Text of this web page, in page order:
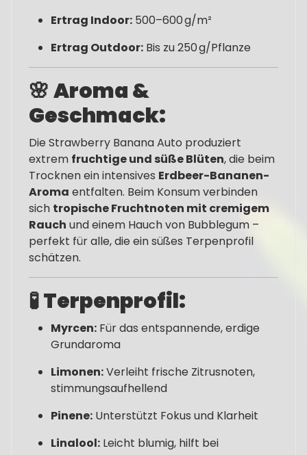
Ertrag Indoor: 500–600 g/m²
Ertrag Outdoor: Bis zu 250 g/Pflanze
🌸Aroma &
Geschmack:
Die Strawberry Banana Auto produziert
extrem fruchtige und süße Blüten, die beim
Trocknen ein intensives Erdbeer-Bananen-
Aroma entfalten. Beim Konsum verbinden
sich tropische Fruchtnoten mit cremigem
Rauch und einem Hauch von Bubblegum –
perfekt für alle, die ein süßes Terpenprofil
schätzen.
🧪Terpenprofil:
Myrcen: Für das entspannende, erdige
Grundaroma
Limonen:Verleiht frische Zitrusnoten,
stimmungsaufhellend
Pinene: Unterstützt Fokus und Klarheit
Linalool: Leicht blumig, hilft bei